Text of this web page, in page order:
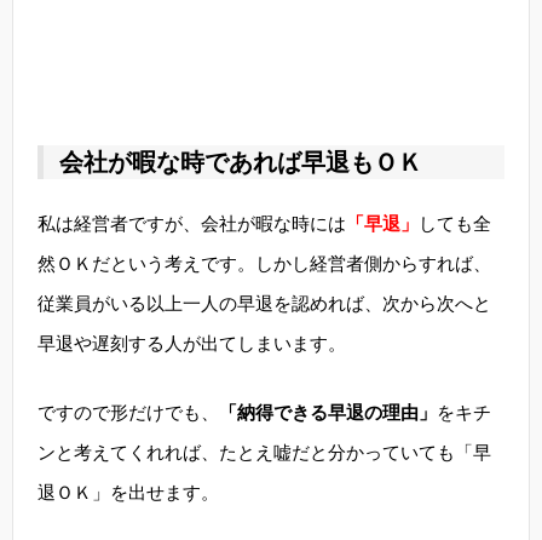
会社が暇な時であれば早退もＯＫ
私は経営者ですが、会社が暇な時には 「早退」
しても全
然ＯＫだという考えです。しかし経営者側からすれば、
従業員がいる以上一人の早退を認めれば、次から次へと
早退や遅刻する人が出てしまいます。
ですので形だけでも、 「納得できる早退の理由」 をキチ
ンと考えてくれれば、たとえ嘘だと分かっていても「早
退ＯＫ」を出せます。